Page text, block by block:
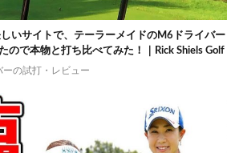
しいサイトで、テーラーメイドのM6ドライバー
ので本物と打ち比べてみた！｜Rick Shiels Golf
ーの試打・レビュー